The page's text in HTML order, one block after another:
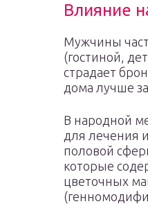
Влияние
Мужчины
(гостиной,
страдает
дома лучше
В народной
для лечения
половой
которые
цветочных